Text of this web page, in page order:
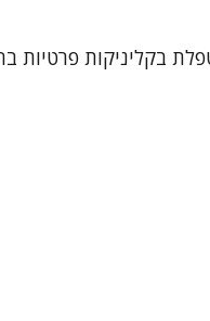
בקליניקות פרטיות